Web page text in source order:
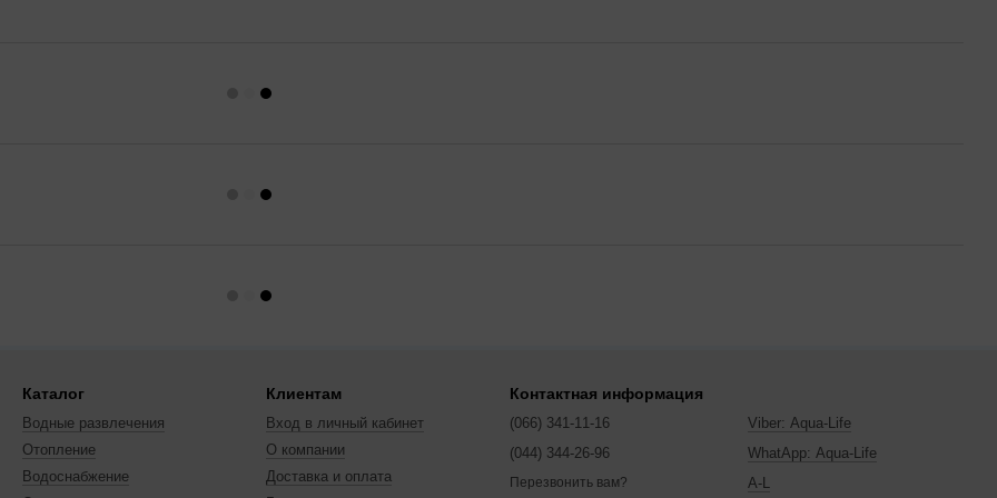
Каталог
Водные развлечения
Отопление
Водоснабжение
Клиентам
Вход в личный кабинет
О компании
Доставка и оплата
Контактная информация
(066) 341-11-16
(044) 344-26-96
Перезвонить вам?
Viber: Aqua-Life
WhatApp: Aqua-Life
A-L